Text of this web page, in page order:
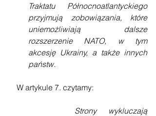
Traktatu Północnoatlantyckiego
przyjmują zobowiązania, które
uniemożliwiają dalsze
rozszerzenie NATO, w tym
akcesję Ukrainy, a także innych
państw.
W artykule 7. czytamy:
Strony wykluczają